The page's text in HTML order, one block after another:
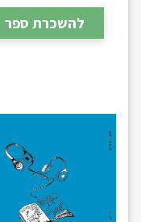
להשכרת ספר